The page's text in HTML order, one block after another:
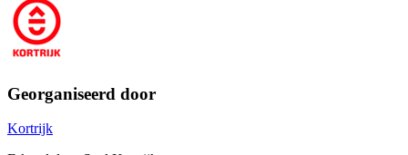
Georganiseerd door
Kortrijk